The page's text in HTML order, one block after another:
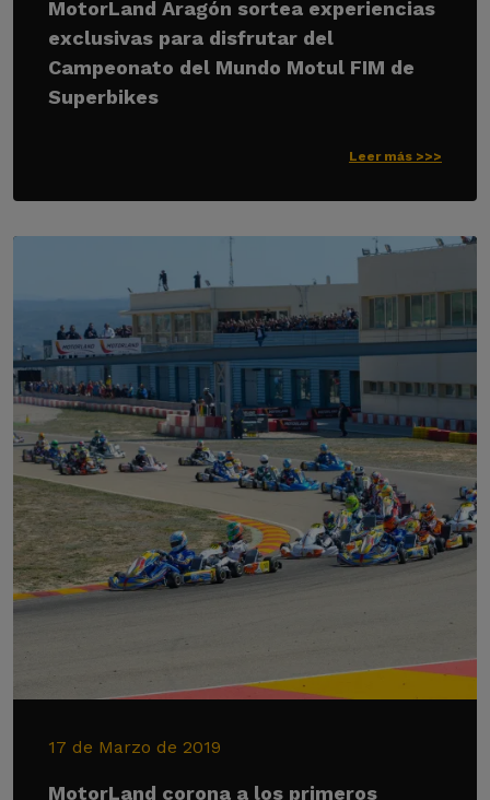
MotorLand Aragón sortea experiencias
exclusivas para disfrutar del
Campeonato del Mundo Motul FIM de
Superbikes
Leer más >>>
17 de Marzo de 2019
MotorLand corona a los primeros